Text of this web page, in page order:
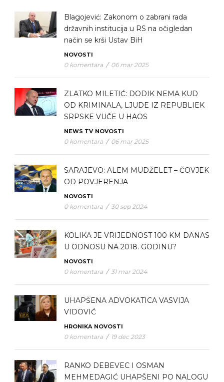
Blagojević: Zakonom o zabrani rada
državnih institucija u RS na očigledan
način se krši Ustav BiH
NOVOSTI
0 komentara / 06 mar 2025
ZLATKO MILETIĆ: DODIK NEMA KUD
OD KRIMINALA, LJUDE IZ REPUBLIEK
SRPSKE VUČE U HAOS
NEWS TV NOVOSTI
0 komentara / 06 mar 2025
SARAJEVO: ALEM MUDŽELET – ČOVJEK
OD POVJERENJA
NOVOSTI
0 komentara / 30 sep 2024
KOLIKA JE VRIJEDNOST 100 KM DANAS
U ODNOSU NA 2018. GODINU?
NOVOSTI
0 komentara / 31 mar 2024
UHAPŠENA ADVOKATICA VASVIJA
VIDOVIĆ
HRONIKA NOVOSTI
0 komentara / 19 dec 2023
RANKO DEBEVEC I OSMAN
MEHMEDAGIĆ UHAPŠENI PO NALOGU